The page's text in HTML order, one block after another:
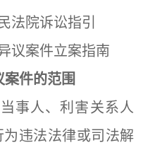
法院诉讼指引
议案件立案指南
件的范围
人、利害关系人
违法法律或司法解